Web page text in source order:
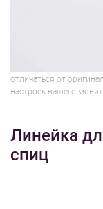
отличаться от
настроек вашего
Линейка
спиц